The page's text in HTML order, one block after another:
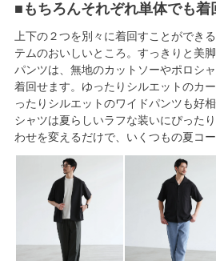
■もちろんそれぞれ単体でも着
上下の２つを別々に着回すことができ
テムのおいしいところ。すっきりと美
パンツは、無地のカットソーやポロシ
着回せます。ゆったりシルエットのカ
ったりシルエットのワイドパンツも好
シャツは夏らしいラフな装いにぴった
わせを変えるだけで、いくつもの夏コー